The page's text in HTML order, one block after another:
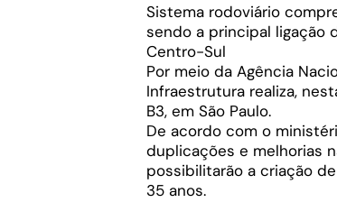
Sistema rodoviário
sendo a principal ligação
Centro-Sul
Por meio da Agência
Infraestrutura realiza,
B3, em São Paulo.
De acordo com o
duplicações e melhorias
possibilitarão a criação
35 anos.